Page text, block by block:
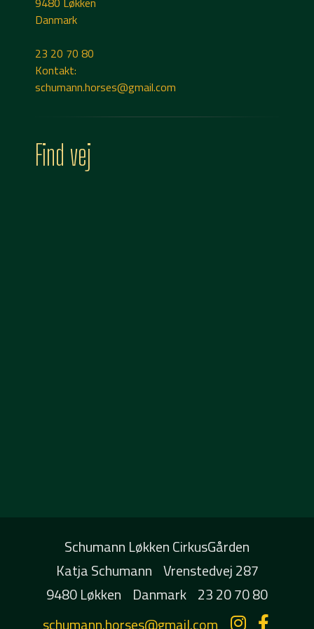
Danmark
23 20 70 80
Kontakt:
schumann.horses@gmail.com
Find vej
Schumann Løkken CirkusGården
Katja Schumann Vrenstedvej 287
9480 Løkken
Danmark 23 20 70 80